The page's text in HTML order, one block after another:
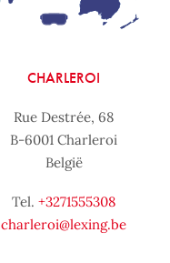
CHARLEROI
Rue Destrée, 68
B-6001 Charleroi
België
Tel. +3271555308
charleroi@lexing.be